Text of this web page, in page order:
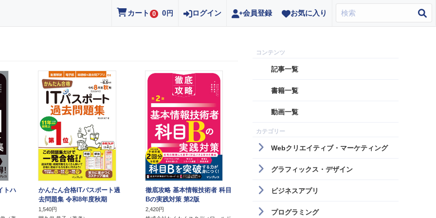
カート 0 0 円 ログイン 会員登録 お気に入り
トハ
かんたん合格ITパスポート過
去問題集 令和8年度秋期
1,540円
徹底攻略 基本情報技術者 科目
Bの実践対策 第2版
2,420円
記事一覧
書籍一覧
動画一覧
Webクリエイティブ・マーケティング
グラフィックス・デザイン
ビジネスアプリ
プログラミング